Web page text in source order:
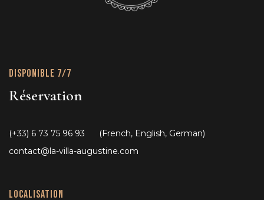
Disponible 7/7
Réservation
(+33) 6 73 75 96 93 (French, English, German)
contact@la-villa-augustine.com
Localisation